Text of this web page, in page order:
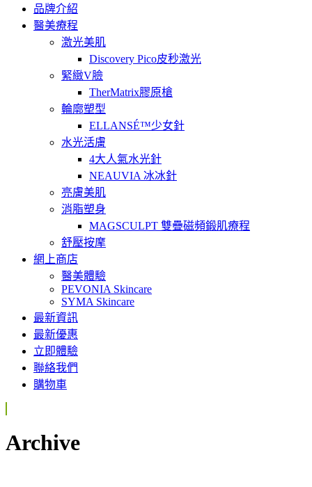
品牌介紹
醫美療程
激光美肌
Discovery Pico皮秒激光
緊緻V臉
TherMatrix膠原槍
輪廓塑型
ELLANSÉ™少女針
水光活膚
4大人氣水光針
NEAUVIA 冰冰針
亮膚美肌
消脂塑身
MAGSCULPT 雙疊磁頻鍛肌療程
舒壓按摩
網上商店
醫美體驗
PEVONIA Skincare
SYMA Skincare
最新資訊
最新優惠
立即體驗
聯絡我們
購物車
Archive